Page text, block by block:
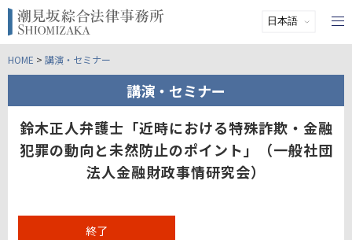
HOME > 講演・セミナー
講演・セミナー
鈴木正人弁護士「近時における特殊詐欺・金融
犯罪の動向と未然防止のポイント」（一般社団
法人金融財政事情研究会）
終了